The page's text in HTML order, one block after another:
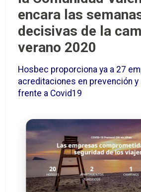
encara las
decisivas de la
verano 2020
Hosbec proporciona ya a 27
acreditaciones en prevención y
frente a Covid19